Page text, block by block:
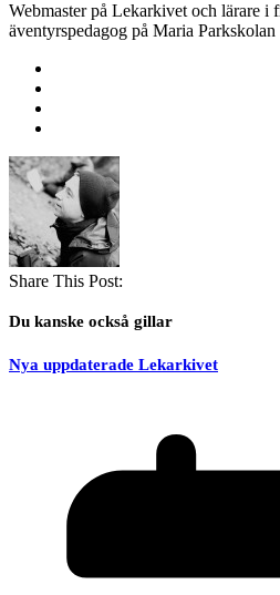
Webmaster på Lekarkivet och lärare
äventyrspedagog på Maria Parkskolan
Share This Post:
Du kanske också gillar
Nya uppdaterade Lekarkivet